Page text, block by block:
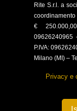
Rite S.r.l. a
€
09626240965
P.IVA:
Milano (MI) –
Privacy e